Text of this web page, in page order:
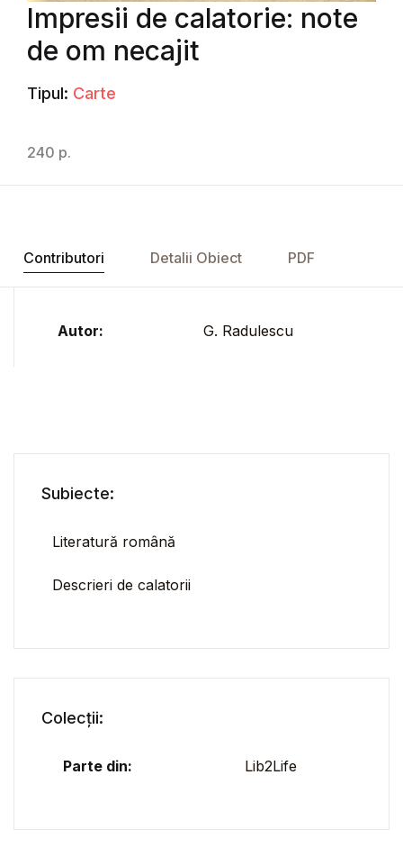
Impresii de calatorie: note
de om necajit
Tipul: Carte
240 p.
Contributori Detalii Obiect PDF
Autor: G. Radulescu
Subiecte:
Literatură română
Descrieri de calatorii
Colecții:
Parte din: Lib2Life